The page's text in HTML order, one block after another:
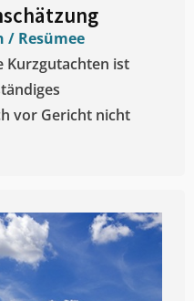
/ Resümee
Kurzgutachten ist
vor Gericht nicht